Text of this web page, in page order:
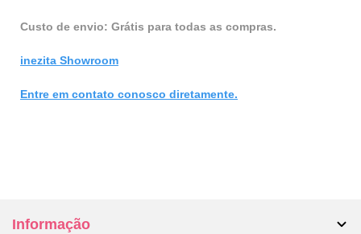
Custo de envio: Grátis para todas as compras.
inezita Showroom
Entre em contato conosco diretamente.
Informação